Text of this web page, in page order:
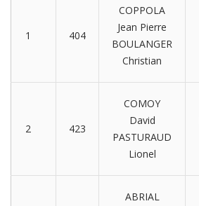
1 404
COPPOLA
Jean Pierre
BOULANGER
Christian
2 423
COMOY
David
PASTURAUD
Lionel
ABRIAL